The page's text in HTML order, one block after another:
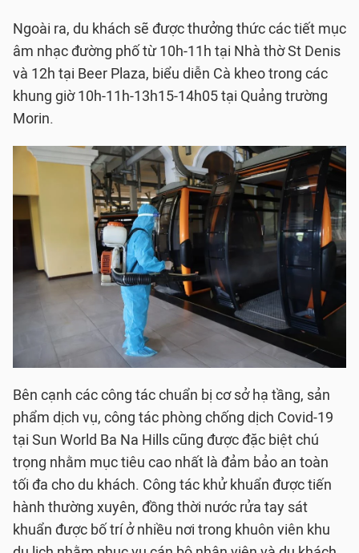
Ngoài ra, du khách sẽ được thưởng thức các tiết mục
âm nhạc đường phố từ 10h-11h tại Nhà thờ St Denis
và 12h tại Beer Plaza, biểu diễn Cà kheo trong các
khung giờ 10h-11h-13h15-14h05 tại Quảng trường
Morin.
Bên cạnh các công tác chuẩn bị cơ sở hạ tầng, sản
phẩm dịch vụ, công tác phòng chống dịch Covid-19
tại Sun World Ba Na Hills cũng được đặc biệt chú
trọng nhằm mục tiêu cao nhất là đảm bảo an toàn
tối đa cho du khách. Công tác khử khuẩn được tiến
hành thường xuyên, đồng thời nước rửa tay sát
khuẩn được bố trí ở nhiều nơi trong khuôn viên khu